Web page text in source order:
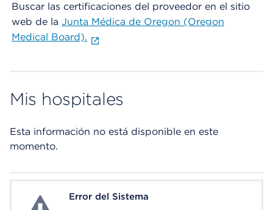
Buscar las certificaciones del proveedor en el sitio
web de la Junta Médica de Oregon (Oregon
Medical Board).
Mis hospitales
Esta información no está disponible en este
momento.
System ErrorError del Sistema